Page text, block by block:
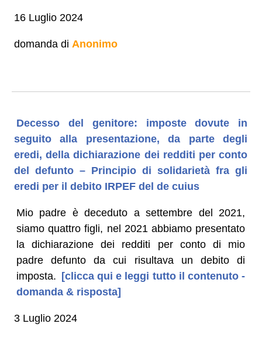
16 Luglio 2024
domanda di Anonimo
Decesso del genitore: imposte dovute in
seguito alla presentazione, da parte degli
eredi, della dichiarazione dei redditi per conto
del defunto – Principio di solidarietà fra gli
eredi per il debito IRPEF del de cuius
Mio padre è deceduto a settembre del 2021,
siamo quattro figli, nel 2021 abbiamo presentato
la dichiarazione dei redditi per conto di mio
padre defunto da cui risultava un debito di
imposta. [clicca qui e leggi tutto il contenuto -
domanda & risposta]
3 Luglio 2024